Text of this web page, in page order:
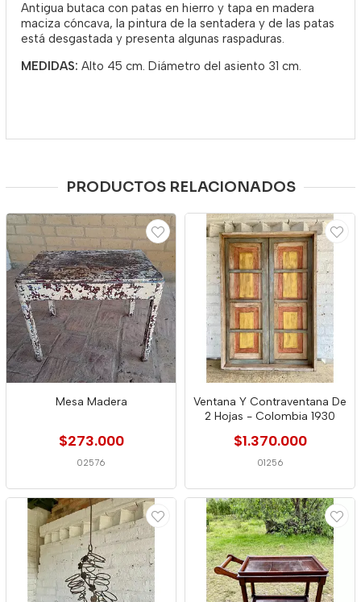
Antigua butaca con patas en hierro y tapa en madera
maciza cóncava, la pintura de la sentadera y de las patas
está desgastada y presenta algunas raspaduras.
MEDIDAS: Alto 45 cm. Diámetro del asiento 31 cm.
PRODUCTOS RELACIONADOS
Mesa Madera
$273.000
02576
Ventana Y Contraventana De
2 Hojas - Colombia 1930
$1.370.000
01256